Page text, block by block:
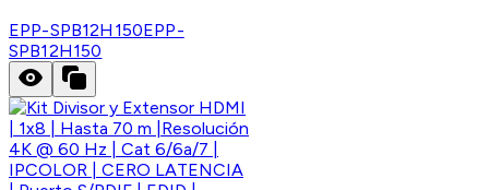
EPP-SPB12H150EPP-
SPB12H150